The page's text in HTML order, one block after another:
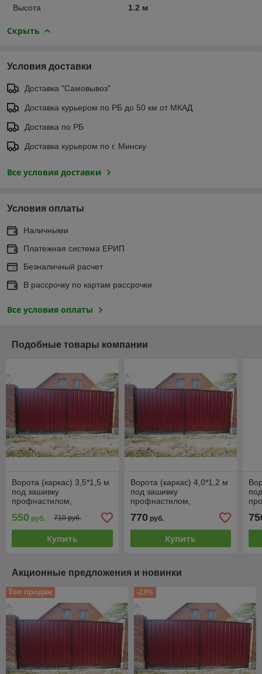
Высота 1.2 м
Скрыть
Условия доставки
Доставка "Самовывоз"
Доставка курьером по РБ до 50 км от МКАД
Доставка по РБ
Доставка курьером по г. Минску
Все условия доставки
Условия оплаты
Наличными
Платежная система ЕРИП
Безналичный расчет
В рассрочку по картам рассрочки
Все условия оплаты
Подобные товары компании
Ворота (каркас) 3,5*1,5 м
под зашивку
профнастилом,
деревянным штакетником
550 руб. 710 руб.
Купить
Ворота (каркас) 4,0*1,2 м
под зашивку
профнастилом,
деревянным штакетником
770руб.
Купить
Акционные предложения и новинки
Топ продаж -23%